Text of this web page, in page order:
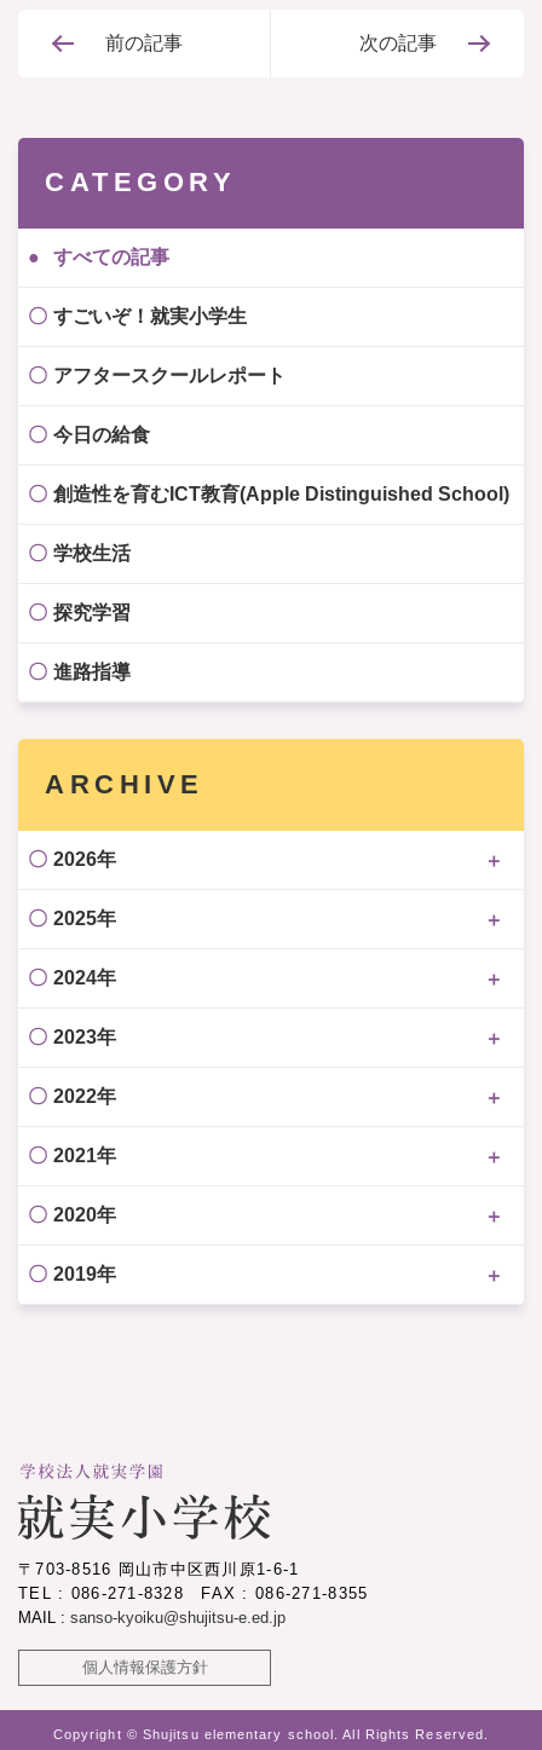
前の記事 次の記事
CATEGORY
すべての記事
すごいぞ！就実小学生
アフタースクールレポート
今日の給食
創造性を育むICT教育(Apple Distinguished School)
学校生活
探究学習
進路指導
ARCHIVE
2026年
2025年
2024年
2023年
2022年
2021年
2020年
2019年
〒703-8516 岡山市中区西川原1-6-1
TEL : 086-271-8328 FAX : 086-271-8355
MAIL : sanso-kyoiku@shujitsu-e.ed.jp
個人情報保護方針
Copyright © Shujitsu elementary school. All Rights Reserved.